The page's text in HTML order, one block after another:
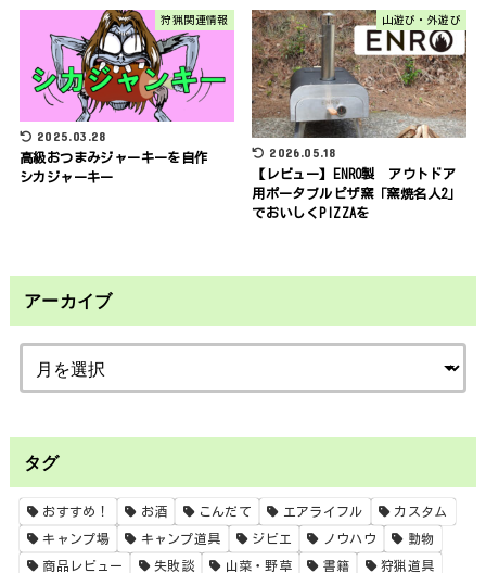
狩猟関連情報
2025.03.28
高級おつまみジャーキーを自作
シカジャーキー
山遊び・外遊び
2026.05.18
【レビュー】ENRO製 アウトドア
用ポータブルピザ窯「窯焼名人2」
でおいしくPIZZAを
アーカイブ
タグ
おすすめ！ お酒 こんだて エアライフル カスタム
キャンプ場 キャンプ道具 ジビエ ノウハウ 動物
商品レビュー 失敗談 山菜・野草 書籍 狩猟道具